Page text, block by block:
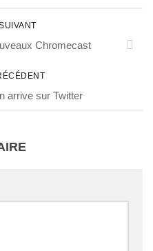
Chromecast
arrive sur Twitter